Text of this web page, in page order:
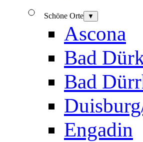
Schöne Orte ▼
Ascona
Bad
Bad
Engadin